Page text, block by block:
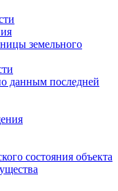
земельного
данным последней
состояния объекта